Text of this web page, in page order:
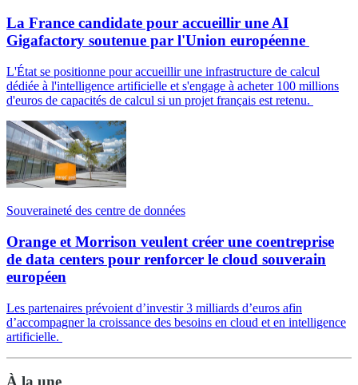
La France candidate pour accueillir une AI
Gigafactory soutenue par l'Union européenne
L'État se positionne pour accueillir une infrastructure de calcul
dédiée à l'intelligence artificielle et s'engage à acheter 100 millions
d'euros de capacités de calcul si un projet français est retenu.
Souveraineté des centre de données
Orange et Morrison veulent créer une coentreprise
de data centers pour renforcer le cloud souverain
européen
Les partenaires prévoient d’investir 3 milliards d’euros afin
d’accompagner la croissance des besoins en cloud et en intelligence
artificielle.
À la une